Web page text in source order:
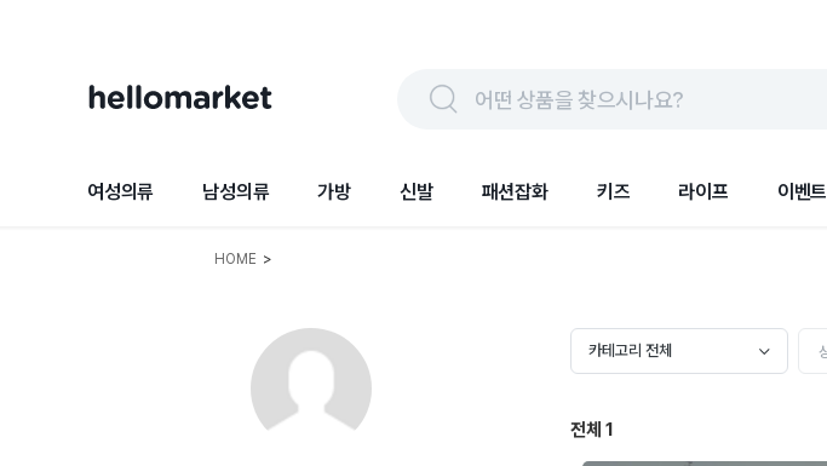
어떤 상품을 찾으시나요?
여성의류 남성의류 가방 신발 패션잡화 키즈 라이프 이벤트
HOME >
카테고리 전체
전체 1